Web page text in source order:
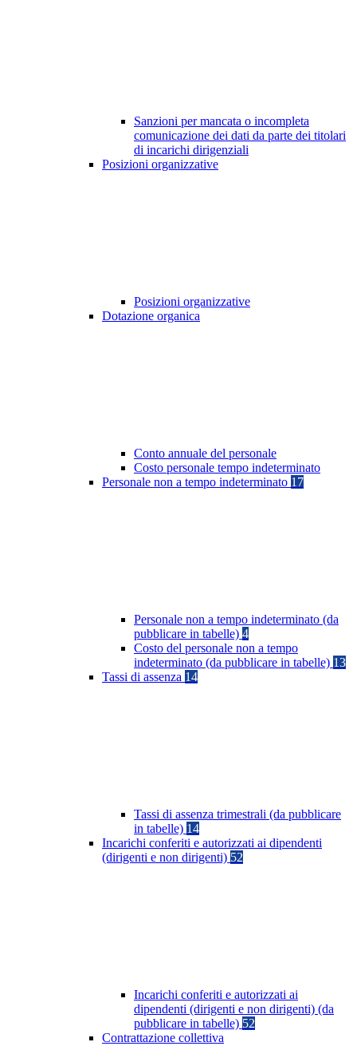
Sanzioni per mancata o incompleta
comunicazione dei dati da parte dei titolari
di incarichi dirigenziali
Posizioni organizzative
Posizioni organizzative
Dotazione organica
Conto annuale del personale
Costo personale tempo indeterminato
Personale non a tempo indeterminato 17
Personale non a tempo indeterminato (da
pubblicare in tabelle) 4
Costo del personale non a tempo
indeterminato (da pubblicare in tabelle) 13
Tassi di assenza 14
Tassi di assenza trimestrali (da pubblicare
in tabelle) 14
Incarichi conferiti e autorizzati ai dipendenti
(dirigenti e non dirigenti) 52
Incarichi conferiti e autorizzati ai
dipendenti (dirigenti e non dirigenti) (da
pubblicare in tabelle) 52
Contrattazione collettiva